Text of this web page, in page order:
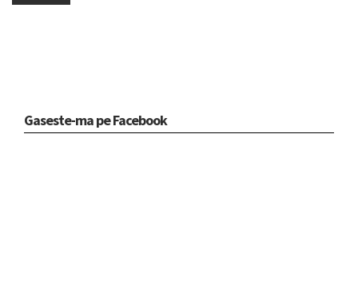
Gaseste-ma pe Facebook